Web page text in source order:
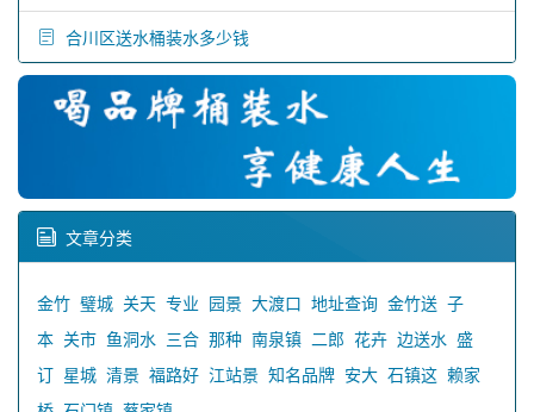
合川区送水桶装水多少钱
文章分类
金竹 璧城 关天 专业 园景 大渡口 地址查询 金竹送 子
本 关市 鱼洞水 三合 那种 南泉镇 二郎 花卉 边送水 盛
订 星城 清景 福路好 江站景 知名品牌 安大 石镇这 赖家